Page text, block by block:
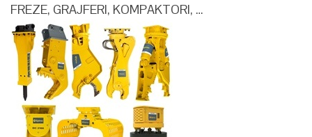
FREZE, GRAJFERI, KOMPAKTORI, …